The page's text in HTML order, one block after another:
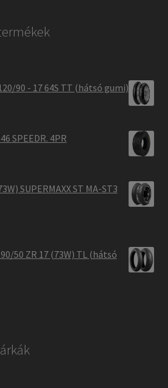
90 - 17 64S TT (hátsó gumi)
SPEEDR. 4PR
SUPERMAXX ST MA-ST3
50 ZR 17 (73W) TL (hátsó